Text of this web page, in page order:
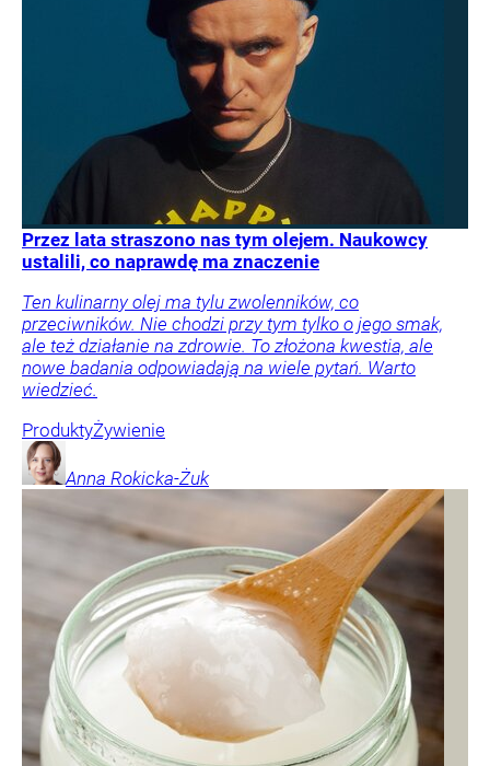
Przez lata straszono nas tym olejem. Naukowcy
ustalili, co naprawdę ma znaczenie
Ten kulinarny olej ma tylu zwolenników, co
przeciwników. Nie chodzi przy tym tylko o jego smak,
ale też działanie na zdrowie. To złożona kwestia, ale
nowe badania odpowiadają na wiele pytań. Warto
wiedzieć.
ProduktyŻywienie
Anna Rokicka-Żuk